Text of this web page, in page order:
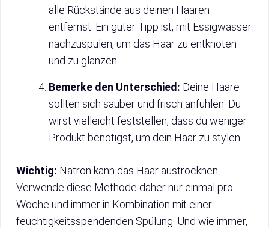
alle Rückstände aus deinen Haaren
entfernst. Ein guter Tipp ist, mit Essigwasser
nachzuspülen, um das Haar zu entknoten
und zu glänzen.
Bemerke den Unterschied: Deine Haare
sollten sich sauber und frisch anfühlen. Du
wirst vielleicht feststellen, dass du weniger
Produkt benötigst, um dein Haar zu stylen.
Wichtig: Natron kann das Haar austrocknen.
Verwende diese Methode daher nur einmal pro
Woche und immer in Kombination mit einer
feuchtigkeitsspendenden Spülung. Und wie immer,